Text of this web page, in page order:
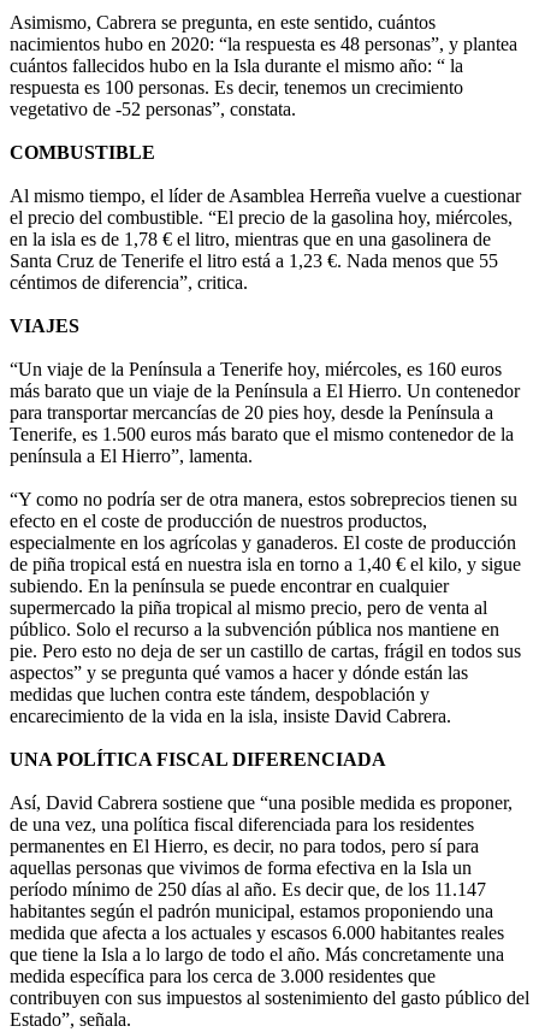
Asimismo, Cabrera se pregunta, en este sentido, cuántos
nacimientos hubo en 2020: “la respuesta es 48 personas”, y plantea
cuántos fallecidos hubo en la Isla durante el mismo año: “ la
respuesta es 100 personas. Es decir, tenemos un crecimiento
vegetativo de -52 personas”, constata.
COMBUSTIBLE
Al mismo tiempo, el líder de Asamblea Herreña vuelve a cuestionar
el precio del combustible. “El precio de la gasolina hoy, miércoles,
en la isla es de 1,78 € el litro, mientras que en una gasolinera de
Santa Cruz de Tenerife el litro está a 1,23 €. Nada menos que 55
céntimos de diferencia”, critica.
VIAJES
“Un viaje de la Península a Tenerife hoy, miércoles, es 160 euros
más barato que un viaje de la Península a El Hierro. Un contenedor
para transportar mercancías de 20 pies hoy, desde la Península a
Tenerife, es 1.500 euros más barato que el mismo contenedor de la
península a El Hierro”, lamenta.
“Y como no podría ser de otra manera, estos sobreprecios tienen su
efecto en el coste de producción de nuestros productos,
especialmente en los agrícolas y ganaderos. El coste de producción
de piña tropical está en nuestra isla en torno a 1,40 € el kilo, y sigue
subiendo. En la península se puede encontrar en cualquier
supermercado la piña tropical al mismo precio, pero de venta al
público. Solo el recurso a la subvención pública nos mantiene en
pie. Pero esto no deja de ser un castillo de cartas, frágil en todos sus
aspectos” y se pregunta qué vamos a hacer y dónde están las
medidas que luchen contra este tándem, despoblación y
encarecimiento de la vida en la isla, insiste David Cabrera.
UNA POLÍTICA FISCAL DIFERENCIADA
Así, David Cabrera sostiene que “una posible medida es proponer,
de una vez, una política fiscal diferenciada para los residentes
permanentes en El Hierro, es decir, no para todos, pero sí para
aquellas personas que vivimos de forma efectiva en la Isla un
período mínimo de 250 días al año. Es decir que, de los 11.147
habitantes según el padrón municipal, estamos proponiendo una
medida que afecta a los actuales y escasos 6.000 habitantes reales
que tiene la Isla a lo largo de todo el año. Más concretamente una
medida específica para los cerca de 3.000 residentes que
contribuyen con sus impuestos al sostenimiento del gasto público del
Estado”, señala.